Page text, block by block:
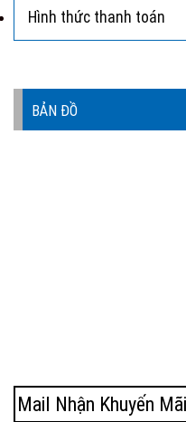
Hình thức thanh toán
BẢN ĐỒ